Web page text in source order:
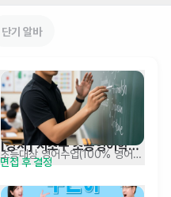
단기 알바
[강사] 서초구 초등영어학원
강사 채용(교포 환영)
초등대상 영어수업(100% 영어진행)
면접 후 결정